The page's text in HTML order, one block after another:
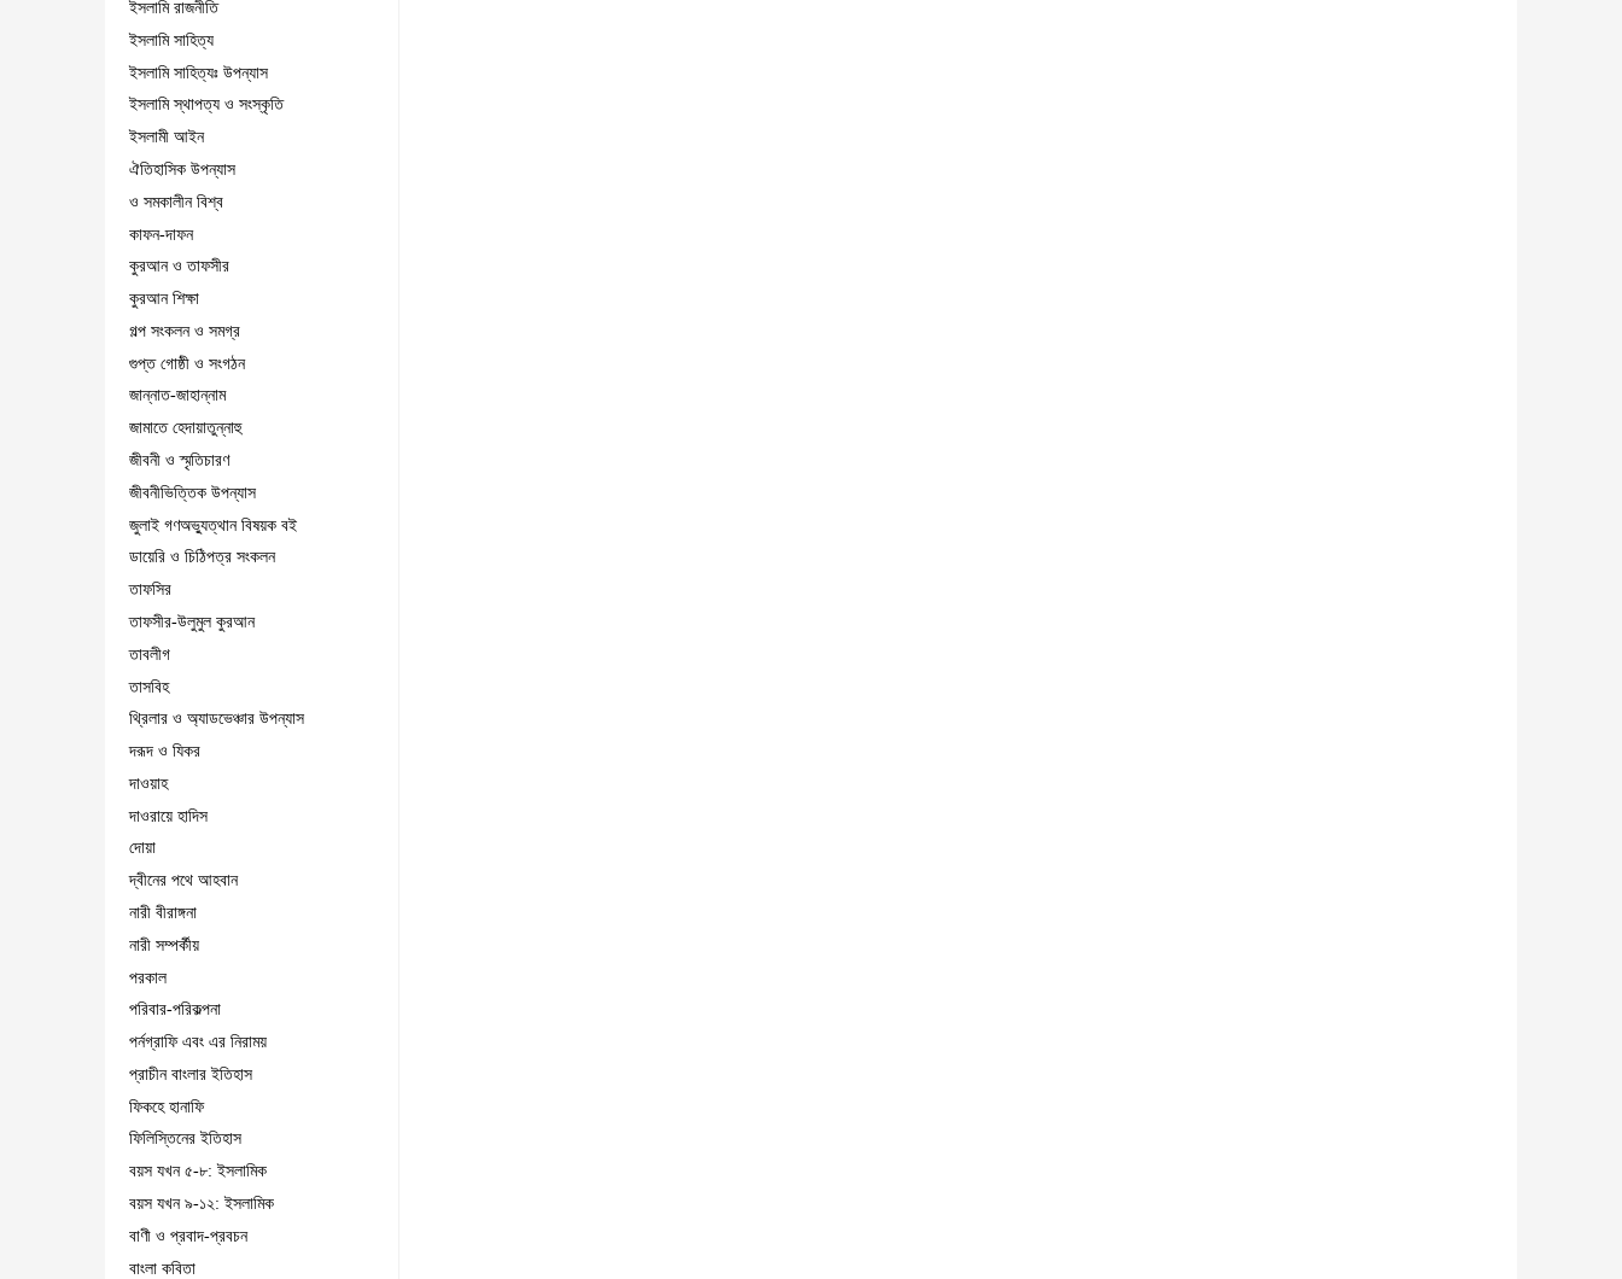
ইসলামি রাজনীতি
ইসলামি সাহিত্য
ইসলামি সাহিত্যঃ উপন্যাস
ইসলামি স্থাপত্য ও সংস্কৃতি
ইসলামী আইন
ঐতিহাসিক উপন্যাস
ও সমকালীন বিশ্ব
কাফন-দাফন
কুরআন ও তাফসীর
কুরআন শিক্ষা
গল্প সংকলন ও সমগ্র
গুপ্ত গোষ্ঠী ও সংগঠন
জান্নাত-জাহান্নাম
জামাতে হেদায়াতুন্নাহু
জীবনী ও স্মৃতিচারণ
জীবনীভিত্তিক উপন্যাস
জুলাই গণঅভ্যুত্থান বিষয়ক বই
ডায়েরি ও চিঠিপত্র সংকলন
তাফসির
তাফসীর-উলুমুল কুরআন
তাবলীগ
তাসবিহ
থ্রিলার ও অ্যাডভেঞ্চার উপন্যাস
দরূদ ও যিকর
দাওয়াহ
দাওরায়ে হাদিস
দোয়া
দ্বীনের পথে আহবান
নারী বীরাঙ্গনা
নারী সম্পর্কীয়
পরকাল
পরিবার-পরিকল্পনা
পর্নগ্রাফি এবং এর নিরাময়
প্রাচীন বাংলার ইতিহাস
ফিকহে হানাফি
ফিলিস্তিনের ইতিহাস
বয়স যখন ৫-৮: ইসলামিক
বয়স যখন ৯-১২: ইসলামিক
বাণী ও প্রবাদ-প্রবচন
বাংলা কবিতা